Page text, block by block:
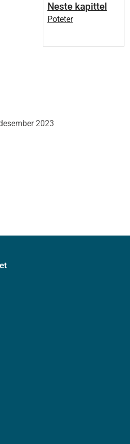
Neste kapittel
Poteter
2023